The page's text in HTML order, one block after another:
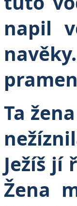
napil
Ta
Ježíš jí
Žena